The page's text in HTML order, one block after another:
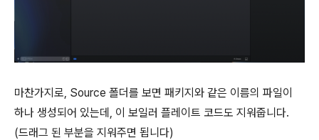
마찬가지로, Source 폴더를 보면 패키지와 같은 이름의 파일이
하나 생성되어 있는데, 이 보일러 플레이트 코드도 지워줍니다.
(드래그 된 부분을 지워주면 됩니다)